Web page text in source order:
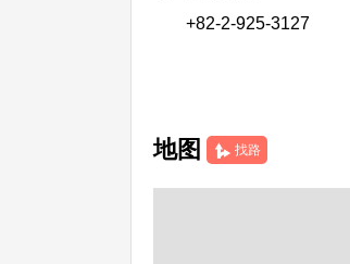
+82-2-925-3127
地图 找路